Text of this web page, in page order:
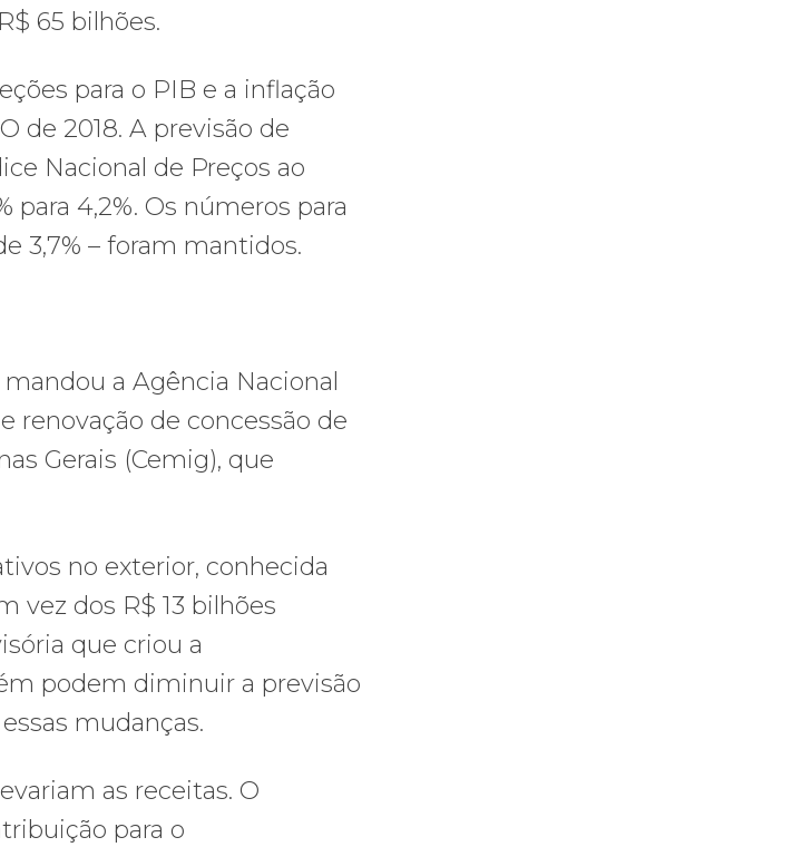
65 bilhões.
para o PIB e a inflação
de 2018. A previsão de
Nacional de Preços ao
para 4,2%. Os números para
3,7% – foram mantidos.
a Agência Nacional
renovação de concessão de
Gerais (Cemig), que
no exterior, conhecida
vez dos R$ 13 bilhões
que criou a
podem diminuir a previsão
mudanças.
as receitas. O
para o